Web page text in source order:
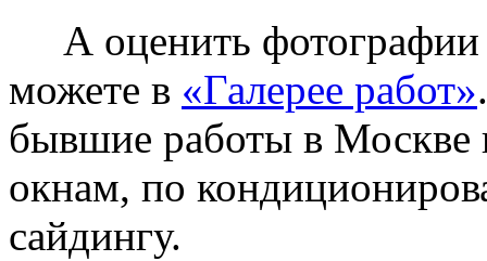
А оценить фотографии
можете в «Галерее работ»
бывшие работы в Москве
окнам, по
сайдингу.